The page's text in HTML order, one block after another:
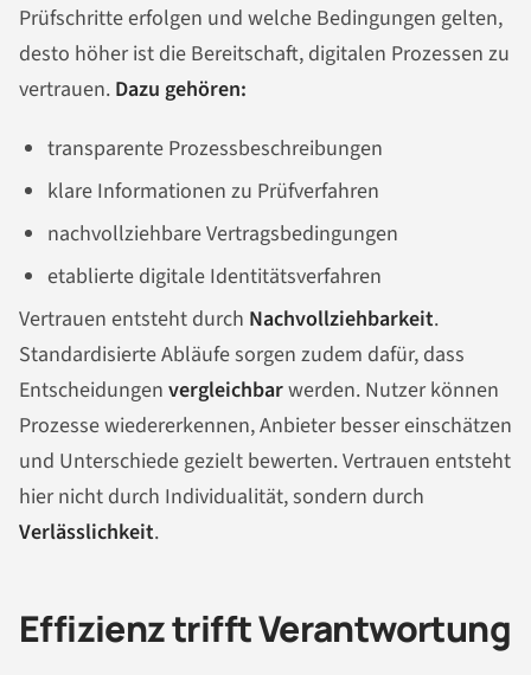
Prüfschritte erfolgen und welche Bedingungen gelten,
desto höher ist die Bereitschaft, digitalen Prozessen zu
vertrauen. Dazu gehören:
transparente Prozessbeschreibungen
klare Informationen zu Prüfverfahren
nachvollziehbare Vertragsbedingungen
etablierte digitale Identitätsverfahren
Vertrauen entsteht durch Nachvollziehbarkeit.
Standardisierte Abläufe sorgen zudem dafür, dass
Entscheidungen vergleichbarwerden. Nutzer können
Prozesse wiedererkennen, Anbieter besser einschätzen
und Unterschiede gezielt bewerten. Vertrauen entsteht
hier nicht durch Individualität, sondern durch
Verlässlichkeit.
Effizienz trifft Verantwortung